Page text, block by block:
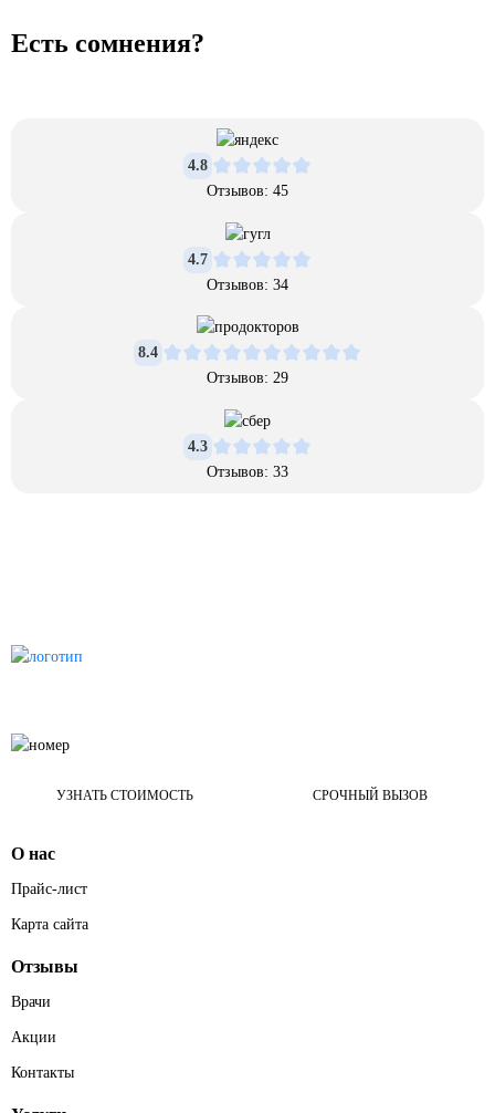
Есть сомнения?
4.8
Отзывов: 45
4.7
Отзывов: 34
8.4
Отзывов: 29
4.3
Отзывов: 33
УЗНАТЬ СТОИМОСТЬ СРОЧНЫЙ ВЫЗОВ
О нас
Прайс-лист
Карта сайта
Отзывы
Врачи
Акции
Контакты